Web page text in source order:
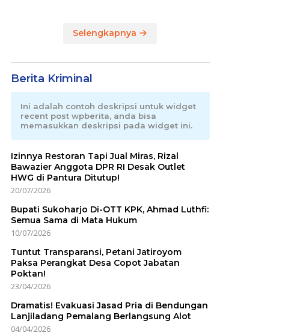
Selengkapnya
Berita Kriminal
Ini adalah contoh deskripsi untuk widget
recent post wpberita, anda bisa
memasukkan deskripsi pada widget ini.
Izinnya Restoran Tapi Jual Miras, Rizal
Bawazier Anggota DPR RI Desak Outlet
HWG di Pantura Ditutup!
20/07/2026
Bupati Sukoharjo Di-OTT KPK, Ahmad Luthfi:
Semua Sama di Mata Hukum
10/07/2026
Tuntut Transparansi, Petani Jatiroyom
Paksa Perangkat Desa Copot Jabatan
Poktan!
23/04/2026
Dramatis! Evakuasi Jasad Pria di Bendungan
Lanjiladang Pemalang Berlangsung Alot
04/04/2026